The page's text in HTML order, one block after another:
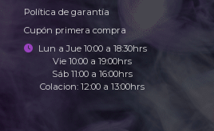
Política de garantía
Cupón primera compra
Lun a Jue 10:00 a 18:30hrs
Vie 10:00 a 19:00hrs
Sáb 11:00 a 16:00hrs
Colacion: 12:00 a 13:00hrs